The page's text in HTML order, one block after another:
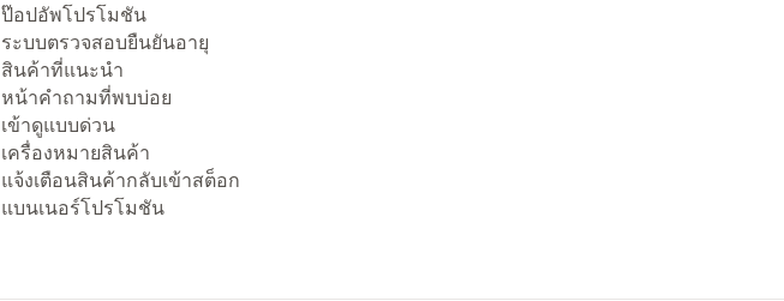
ป๊อปอัพโปรโมชัน
ระบบตรวจสอบยืนยันอายุ
สินค้าที่แนะนำ
หน้าคำถามที่พบบ่อย
เข้าดูแบบด่วน
เครื่องหมายสินค้า
แจ้งเตือนสินค้ากลับเข้าสต็อก
แบนเนอร์โปรโมชัน